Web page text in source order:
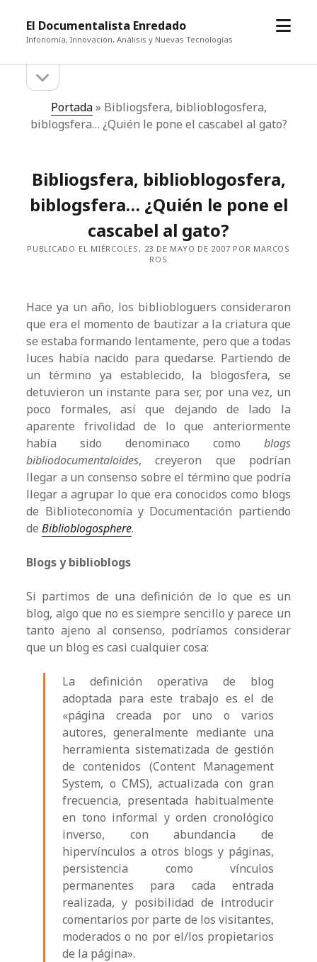
El Documentalista Enredado
Infonomía, Innovación, Análisis y Nuevas Tecnologías
abrir
Barra
lateral
la
lateral
Portada» Bibliogsfera, biblioblogosfera,
biblogsfera… ¿Quién le pone el cascabel al gato?
Bibliogsfera, biblioblogosfera,
biblogsfera… ¿Quién le pone el
cascabel al gato?
PUBLICADO EL MIÉRCOLES, 23 DE MAYO DE 2007 POR MARCOS
ROS
Hace ya un año, los bibliobloguers consideraron
que era el momento de bautizar a la criatura que
se estaba formando lentamente, pero que a todas
luces había nacido para quedarse. Partiendo de
un término ya establecido, la blogosfera, se
detuvieron un instante para ser, por una vez, un
poco formales, así que dejando de lado la
aparente frivolidad de lo que anteriormente
había sido denominaco como blogs
bibliodocumentaloides, creyeron que podrían
llegar a un consenso sobre el término que podría
llegar a agrupar lo que era conocidos como blogs
de Biblioteconomía y Documentación partiendo
deBiblioblogosphere.
Blogs y biblioblogs
Si partimos de una definición de lo que es un
blog, algo que no es siempre sencillo y parece un
tanto ajeno al consenso, podríamos considerar
que un blog es casi cualquier cosa:
La definición operativa de blog
adoptada para este trabajo es el de
«página creada por uno o varios
autores, generalmente mediante una
herramienta sistematizada de gestión
de contenidos (Content Management
System, o CMS), actualizada con gran
frecuencia, presentada habitualmente
en tono informal y orden cronológico
inverso, con abundancia de
hipervínculos a otros blogs y páginas,
persistencia como vínculos
permanentes para cada entrada
realizada, y posibilidad de introducir
comentarios por parte de los visitantes,
moderados o no por el/los propietarios
de la página».